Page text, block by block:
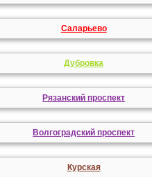
Саларьево
Дубровка
Рязанский проспект
Волгоградский проспект
Курская